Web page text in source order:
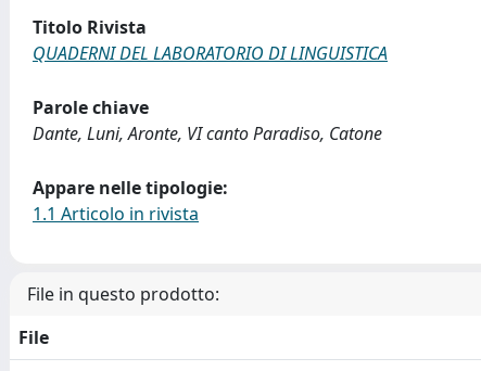
Titolo Rivista
QUADERNI DEL LABORATORIO DI LINGUISTICA
Parole chiave
Dante, Luni, Aronte, VI canto Paradiso, Catone
Appare nelle tipologie:
1.1 Articolo in rivista
File in questo prodotto:
File